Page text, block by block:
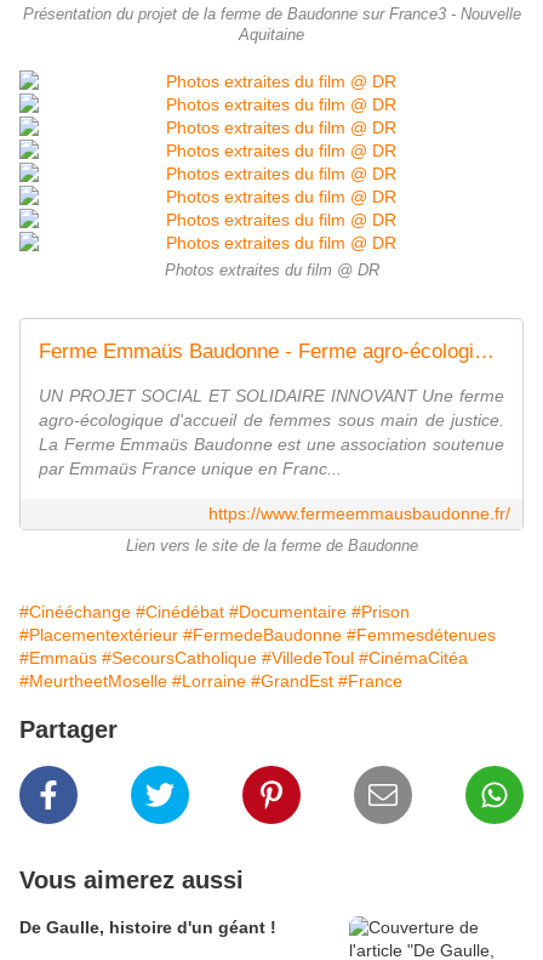
Présentation du projet de la ferme de Baudonne sur France3 - Nouvelle
Aquitaine
Photos extraites du film @ DR
Ferme Emmaüs Baudonne - Ferme agro-écologique d'accueil de femmes sous main de justice
UN PROJET SOCIAL ET SOLIDAIRE INNOVANT Une ferme
agro-écologique d'accueil de femmes sous main de justice.
La Ferme Emmaüs Baudonne est une association soutenue
par Emmaüs France unique en Franc...
https://www.fermeemmausbaudonne.fr/
Lien vers le site de la ferme de Baudonne
#Cinééchange #Cinédébat #Documentaire #Prison
#Placementextérieur #FermedeBaudonne #Femmesdétenues
#Emmaüs #SecoursCatholique #VilledeToul #CinémaCitéa
#MeurtheetMoselle #Lorraine #GrandEst #France
Partager
Vous aimerez aussi
De Gaulle, histoire d'un géant !